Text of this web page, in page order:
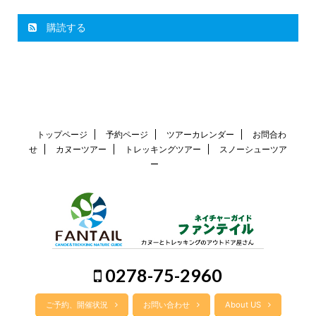
購読する
トップページ 予約ページ ツアーカレンダー
お問合わ
せ
カヌーツアー トレッキングツアー
スノーシューツア
ー
0278-75-2960
ご予約、開催状況 お問い合わせ About US